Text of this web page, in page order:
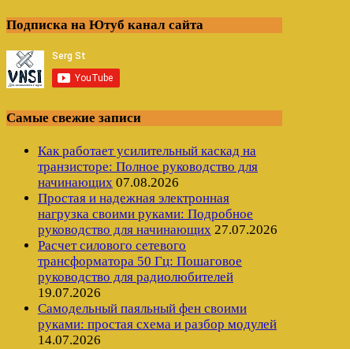
Подписка на Ютуб канал сайта
Самые свежие записи
Как работает усилительный каскад на
транзисторе: Полное руководство для
начинающих 07.08.2026
Простая и надежная электронная
нагрузка своими руками: Подробное
руководство для начинающих 27.07.2026
Расчет силового сетевого
трансформатора 50 Гц: Пошаговое
руководство для радиолюбителей
19.07.2026
Самодельный паяльный фен своими
руками: простая схема и разбор модулей
14.07.2026